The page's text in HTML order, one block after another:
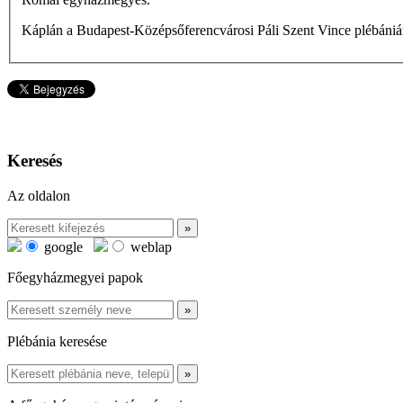
Káplán a Budapest-Középsőferencvárosi Páli Szent Vince
Keresés
Az oldalon
google
weblap
Főegyházmegyei papok
Plébánia keresése